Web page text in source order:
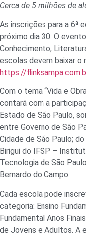
Cerca de 5 milhões de
As inscrições para a 6ª
próximo dia 30. O
Conhecimento,
escolas devem baixar o
https://
Com o tema “Vida e
contará com a
Estado de São Paulo,
entre Governo de São
Cidade de São Paulo;
Birigui do IFSP –
Tecnologia de São
Bernardo do Campo.
Cada escola pode
categoria: Ensino
Fundamental Anos
de Jovens e Adultos. A